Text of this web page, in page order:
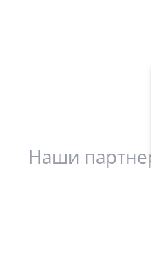
Наши